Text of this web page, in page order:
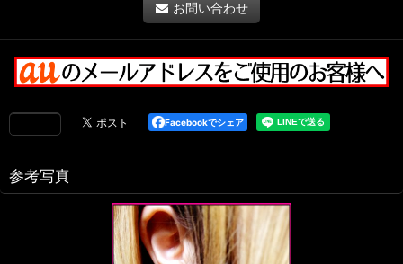
お問い合わせ
Facebookでシェア
参考写真